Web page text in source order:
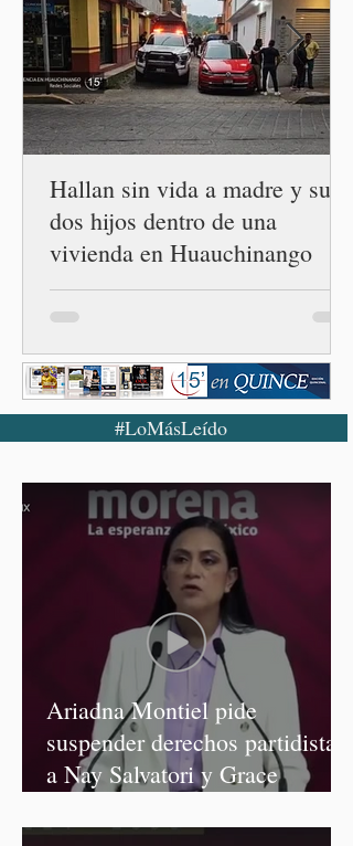
comunidades y ciudadanía de
las 32 entidades para
impulsar la restauración de
los ecosistemas forestales.
Durante la Mañanera del
Pueblo, a través de un
Hallan sin vida a madre y sus
dos hijos dentro de una
vivienda en Huauchinango
#LoMásLeído
Ariadna Montiel pide
suspender derechos partidistas
a Nay Salvatori y Grace